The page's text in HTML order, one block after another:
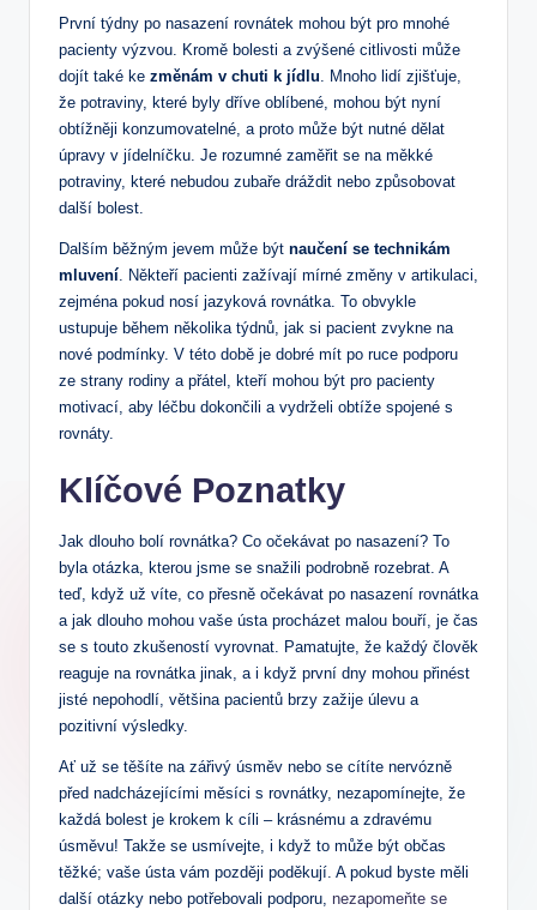
První týdny po nasazení rovnátek mohou být pro mnohé
pacienty výzvou. Kromě bolesti a zvýšené citlivosti může
dojít také ke změnám v chuti k jídlu. Mnoho lidí zjišťuje,
že potraviny, které byly dříve oblíbené, mohou být nyní
obtížněji konzumovatelné, a proto může být nutné dělat
úpravy v jídelníčku. Je rozumné zaměřit se na měkké
potraviny, které nebudou zubaře dráždit nebo způsobovat
další bolest.
Dalším běžným jevem může být naučení se technikám
mluvení. Někteří pacienti zažívají mírné změny v artikulaci,
zejména pokud nosí jazyková rovnátka. To obvykle
ustupuje během několika týdnů, jak si pacient zvykne na
nové podmínky. V této době je dobré mít po ruce podporu
ze strany rodiny a přátel, kteří mohou být pro pacienty
motivací, aby léčbu dokončili a vydrželi obtíže spojené s
rovnáty.
Klíčové Poznatky
Jak dlouho bolí rovnátka? Co očekávat po nasazení? To
byla otázka, kterou jsme se snažili podrobně rozebrat. A
teď, když už víte, co přesně očekávat po nasazení rovnátka
a jak dlouho mohou vaše ústa procházet malou bouří, je čas
se s touto zkušeností vyrovnat. Pamatujte, že každý člověk
reaguje na rovnátka jinak, a i když první dny mohou přinést
jisté nepohodlí, většina pacientů brzy zažije úlevu a
pozitivní výsledky.
Ať už se těšíte na zářivý úsměv nebo se cítíte nervózně
před nadcházejícími měsíci s rovnátky, nezapomínejte, že
každá bolest je krokem k cíli – krásnému a zdravému
úsměvu! Takže se usmívejte, i když to může být občas
těžké; vaše ústa vám později poděkují. A pokud byste měli
další otázky nebo potřebovali podporu, nezapomeňte se